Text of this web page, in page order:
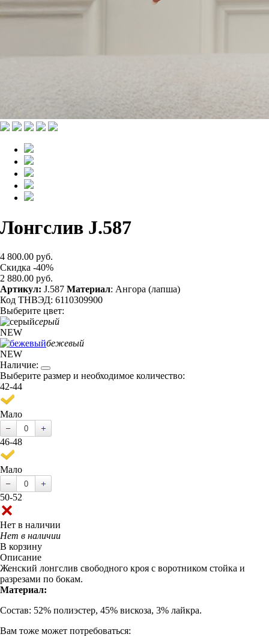
Лонгслив J.587
4 800.00 руб.
Скидка -40%
2 880.00 руб.
Артикул: J.587 Материал: Ангора (лапша)
Код ТНВЭД: 6110309900
Выберите цвет:
серый
NEW
бежевый
NEW
Наличие:
Выберите размер и необходимое количество:
42-44
Мало
46-48
Мало
50-52
Нет в наличии
Нет в наличии
В корзину
Описание
Женский лонгслив свободного кроя с воротником стойка и
разрезами по бокам.
Материал:
Состав: 52% полиэстер, 45% вискоза, 3% лайкра.
Вам тоже может потребоваться: